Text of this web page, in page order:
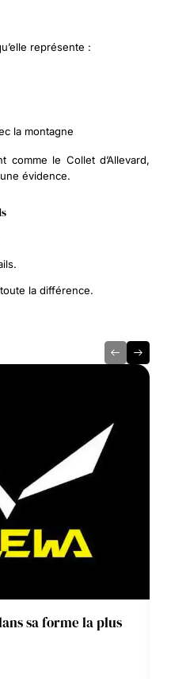
représente :
la montagne
comme le Collet d’Allevard,
évidence.
la différence.
sa forme la plus